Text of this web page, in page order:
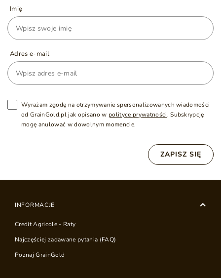
Imię
Adres e-mail
Wyrażam zgodę na otrzymywanie spersonalizowanych wiadomości
od GrainGold.pl jak opisano w polityce prywatności. Subskrypcję
mogę anulować w dowolnym momencie.
ZAPISZ SIĘ
INFORMACJE
Credit Agricole - Raty
Najczęściej zadawane pytania (FAQ)
Poznaj GrainGold